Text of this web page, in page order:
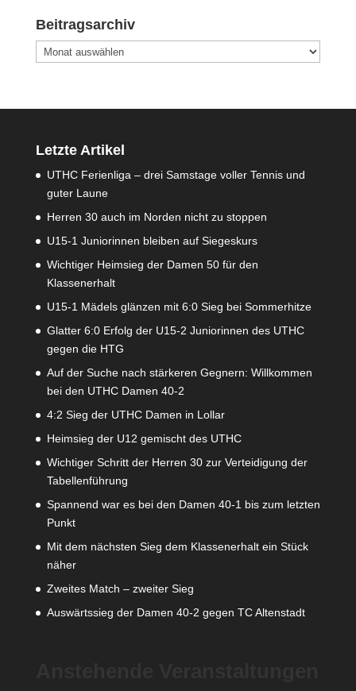
Beitragsarchiv
Beitragsarchiv
Letzte Artikel
UTHC Ferienliga – drei Samstage voller Tennis und
guter Laune
Herren 30 auch im Norden nicht zu stoppen
U15-1 Juniorinnen bleiben auf Siegeskurs
Wichtiger Heimsieg der Damen 50 für den
Klassenerhalt
U15-1 Mädels glänzen mit 6:0 Sieg bei Sommerhitze
Glatter 6:0 Erfolg der U15-2 Juniorinnen des UTHC
gegen die HTG
Auf der Suche nach stärkeren Gegnern: Willkommen
bei den UTHC Damen 40-2
4:2 Sieg der UTHC Damen in Lollar
Heimsieg der U12 gemischt des UTHC
Wichtiger Schritt der Herren 30 zur Verteidigung der
Tabellenführung
Spannend war es bei den Damen 40-1 bis zum letzten
Punkt
Mit dem nächsten Sieg dem Klassenerhalt ein Stück
näher
Zweites Match – zweiter Sieg
Auswärtssieg der Damen 40-2 gegen TC Altenstadt